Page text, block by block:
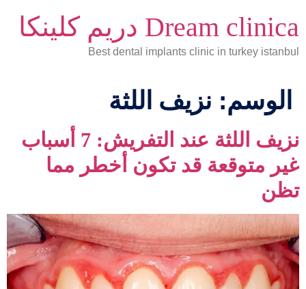
Dream clinica دريم كلينكا
Best dental implants clinic in turkey istanbul
الوسم: نزيف اللثة
نزيف اللثة عند التفريش: 7 أسباب
غير متوقعة قد تكون أخطر مما
تظن